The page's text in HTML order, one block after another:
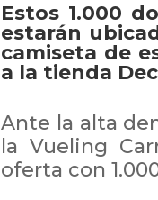
Estos 1.000
estarán
camiseta de
a la tienda
Ante la alta
la Vueling
oferta con